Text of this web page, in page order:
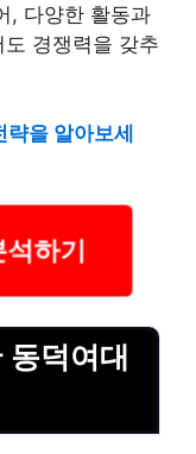
, 다양한 활동과
경쟁력을 갖추
을 알아보세
하기
덕여대